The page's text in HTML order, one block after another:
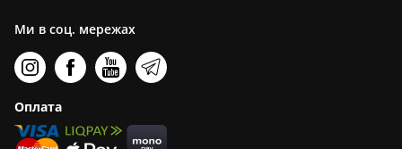
Ми в соц. мережах
Оплата